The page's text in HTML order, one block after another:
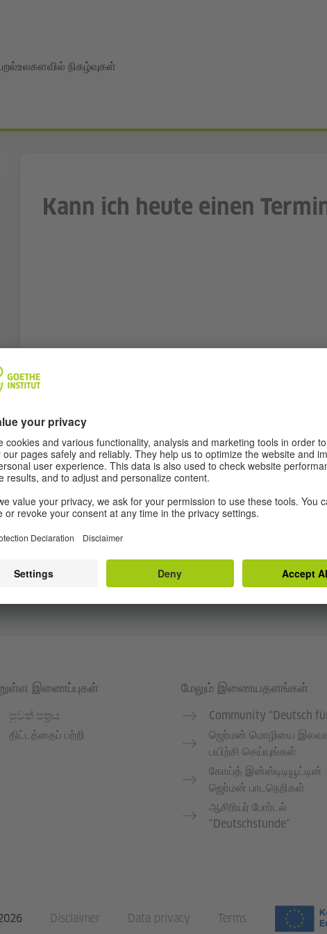
உலகளவில் நிகழ்வுகள்
Kann ich heute einen
இணைப்புகள்
පුවත් පත්‍රය
திட்டத்தைப் பற்றி
மேலும் இணையதளங்கள்
Community “Deutsch
ஜெர்மன் மொழியை
பயிற்சி செய்யுங்கள்
கோய்த் இன்ஸ்டிடியூட்டின்
ஜெர்மன் பாடநெறிகள்
ஆசிரியர் போர்டல்
"Deutschstunde"
Disclaimer Data privacy Terms